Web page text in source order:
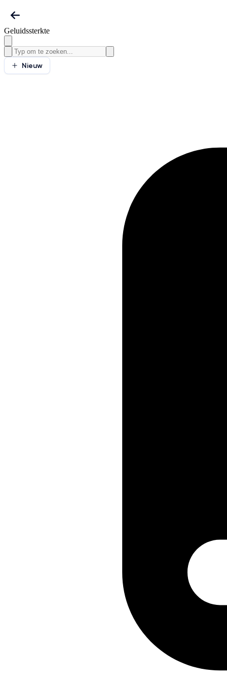
Geluidssterkte
Nieuw